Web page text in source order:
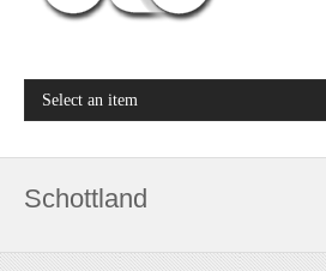
Schottland